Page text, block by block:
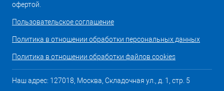
офертой.
Пользовательское соглашение
Политика в отношении обработки персональных данных
Политика в отношении обработки файлов cookies
Наш адрес: 127018, Москва, Складочная ул., д. 1, стр. 5